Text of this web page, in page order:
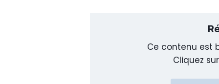
Ce contenu est
Cliquez